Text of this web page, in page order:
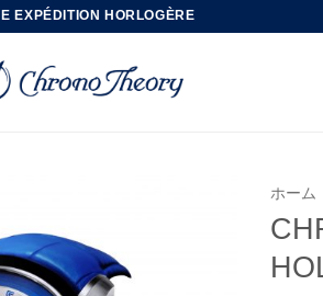
EXPÉDITION HORLOGÈRE
ホーム